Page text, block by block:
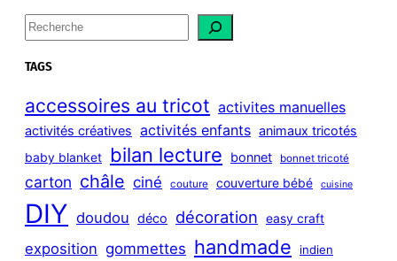
S
e
a
c
h
TAGS
accessoires au tricot activites manuelles
activités créatives activités enfants animaux tricotés
baby blanket bilan lecture bonnet bonnet tricoté
carton châle ciné couture couverture bébé cuisine
DIY doudou déco décoration easy craft
exposition gommettes handmade indien